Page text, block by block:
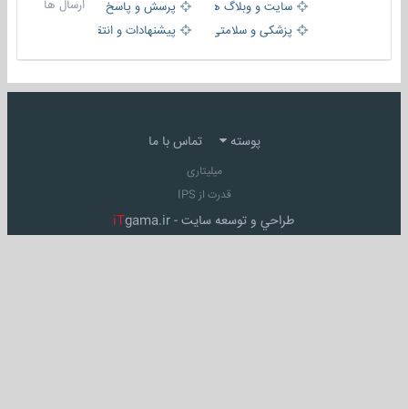
سایت و وبلاگ ها
پرسش و پاسخ
پزشکی و سلامتی
پیشنهادات و انتقادات
ارسال ها
پوسته تماس با ما
میلیتاری
قدرت از IPS
طراحي و توسعه سايت - iTgama.ir